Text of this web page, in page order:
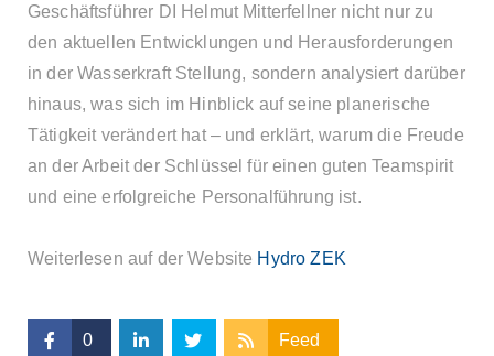
Geschäftsführer DI Helmut Mitterfellner nicht nur zu
den aktuellen Entwicklungen und Herausforderungen
in der Wasserkraft Stellung, sondern analysiert darüber
hinaus, was sich im Hinblick auf seine planerische
Tätigkeit verändert hat – und erklärt, warum die Freude
an der Arbeit der Schlüssel für einen guten Teamspirit
und eine erfolgreiche Personalführung ist.
Weiterlesen auf der Website Hydro ZEK
0 Feed